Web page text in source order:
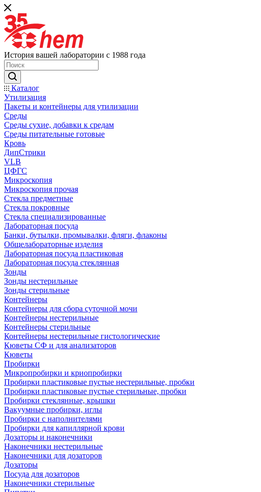
История вашей лаборатории с 1988 года
Каталог
Утилизация
Пакеты и контейнеры для утилизации
Среды
Среды сухие, добавки к средам
Среды питательные готовые
Кровь
ДипСтрики
VLB
ЦФГС
Микроскопия
Микроскопия прочая
Стекла предметные
Стекла покровные
Стекла специализированные
Лабораторная посуда
Банки, бутылки, промывалки, фляги, флаконы
Общелабораторные изделия
Лабораторная посуда пластиковая
Лабораторная посуда стеклянная
Зонды
Зонды нестерильные
Зонды стерильные
Контейнеры
Контейнеры для сбора суточной мочи
Контейнеры нестерильные
Контейнеры стерильные
Контейнеры нестерильные гистологические
Кюветы СФ и для анализаторов
Кюветы
Пробирки
Микропробирки и криопробирки
Пробирки пластиковые пустые нестерильные, пробки
Пробирки пластиковые пустые стерильные, пробки
Пробирки стеклянные, крышки
Вакуумные пробирки, иглы
Пробирки с наполнителями
Пробирки для капиллярной крови
Дозаторы и наконечники
Наконечники нестерильные
Наконечники для дозаторов
Дозаторы
Посуда для дозаторов
Наконечники стерильные